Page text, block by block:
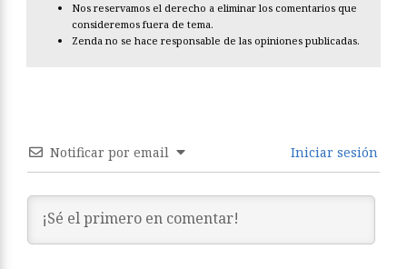
Nos reservamos el derecho a eliminar los comentarios que
consideremos fuera de tema.
Zenda no se hace responsable de las opiniones publicadas.
Notificar por email Iniciar sesión